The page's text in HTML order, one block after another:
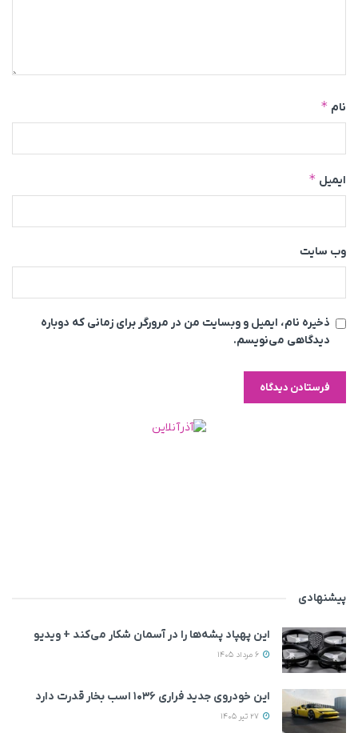
نام *
ایمیل *
وب‌ سایت
ذخیره نام، ایمیل و وبسایت من در مرورگر برای زمانی که دوباره
دیدگاهی می‌نویسم.
پیشنهادی
این پهپاد پشه‌ها را در آسمان شکار می‌کند + ویدیو
این خودروی جدید فراری ۱۰۳۶ اسب بخار قدرت دارد